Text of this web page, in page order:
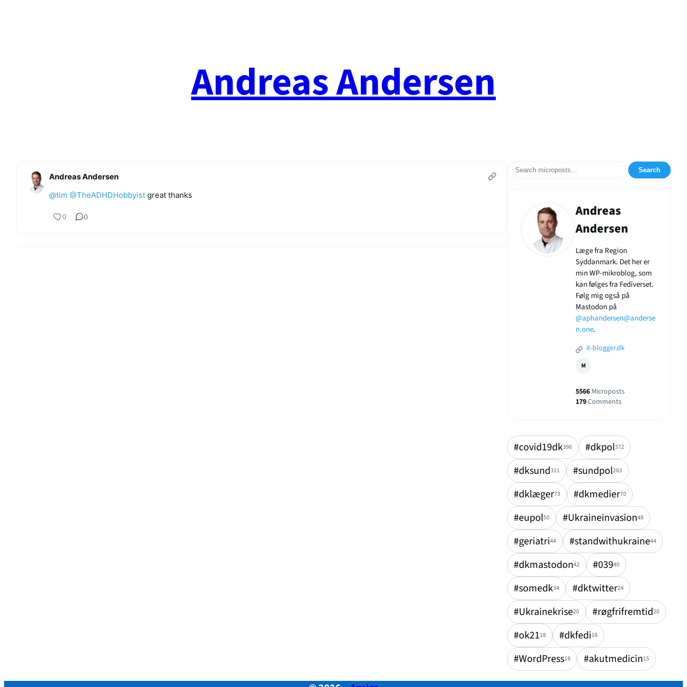
Andreas Andersen
Andreas Andersen
@tim @TheADHDHobbyist great thanks
0 0
Search
Andreas
Andersen
Læge fra Region
Syddanmark. Det her er
min WP-mikroblog, som
kan følges fra Fediverset.
Følg mig også på
Mastodon på
@aphandersen@anderse
n.one.
it-blogger.dk
M
5566 Microposts
179Comments
#covid19dk396 #dkpol372
#dksund311 #sundpol283
#dklæger73 #dkmedier70
#eupol50 #Ukraineinvasion48
#geriatri44 #standwithukraine44
#dkmastodon42 #03940
#somedk34 #dktwitter24
#Ukrainekrise20 #røgfrifremtid20
#ok2118 #dkfedi18
#WordPress18 #akutmedicin15